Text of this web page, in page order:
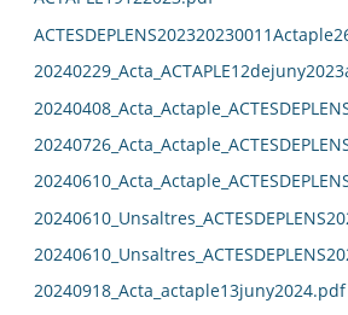
20240918_Acta_actaple13juny2024.pdf